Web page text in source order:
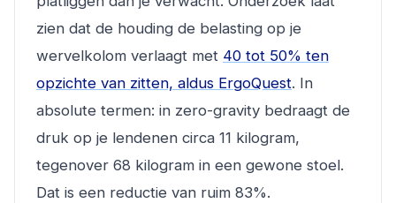
zien dat de houding de belasting op je
wervelkolom verlaagt met 40 tot 50% ten
opzichte van zitten, aldus ErgoQuest. In
absolute termen: in zero-gravity bedraagt de
druk op je lendenen circa 11 kilogram,
tegenover 68 kilogram in een gewone stoel.
Dat is een reductie van ruim 83%.